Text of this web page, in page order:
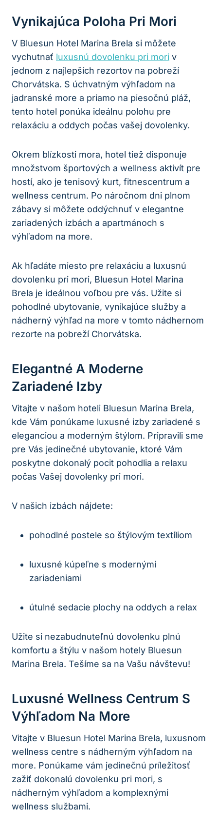
Vynikajúca Poloha Pri Mori
V Bluesun Hotel Marina Brela si môžete
vychutnať luxusnú dovolenku pri mori v
jednom z najlepších rezortov na pobreží
Chorvátska. S úchvatným výhľadom na
jadranské more a priamo na piesočnú pláž,
tento hotel ponúka ideálnu polohu pre
relaxáciu a oddych počas vašej dovolenky.
Okrem blízkosti mora, hotel tiež disponuje
množstvom športových a wellness aktivít pre
hostí, ako je tenisový kurt, fitnescentrum a
wellness centrum. Po náročnom dni plnom
zábavy si môžete oddýchnuť v elegantne
zariadených izbách a apartmánoch s
výhľadom na more.
Ak hľadáte miesto pre relaxáciu a luxusnú
dovolenku pri mori, Bluesun Hotel Marina
Brela je ideálnou voľbou pre vás. Užite si
pohodlné ubytovanie, vynikajúce služby a
nádherný výhľad na more v tomto nádhernom
rezorte na pobreží Chorvátska.
Elegantné A Moderne
Zariadené Izby
Vitajte v našom hoteli Bluesun Marina Brela,
kde Vám ponúkame luxusné izby zariadené s
eleganciou a moderným štýlom. Pripravili sme
pre Vás jedinečné ubytovanie, ktoré Vám
poskytne dokonalý pocit pohodlia a relaxu
počas Vašej dovolenky pri mori.
V našich izbách nájdete:
pohodlné postele so štýlovým textíliom
luxusné kúpeľne s modernými
zariadeniami
útulné sedacie plochy na oddych a relax
Užite si nezabudnuteľnú dovolenku plnú
komfortu a štýlu v našom hotely Bluesun
Marina Brela. Tešíme sa na Vašu návštevu!
Luxusné Wellness Centrum S
Výhľadom Na More
Vitajte v Bluesun Hotel Marina Brela, luxusnom
wellness centre s nádherným výhľadom na
more. Ponúkame vám jedinečnú príležitosť
zažiť dokonalú dovolenku pri mori, s
nádherným výhľadom a komplexnými
wellness službami.